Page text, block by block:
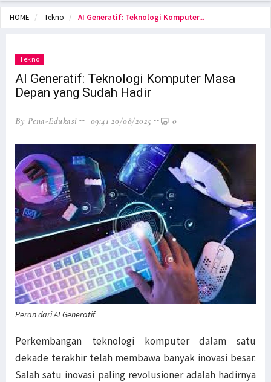
HOME Tekno AI Generatif: Teknologi Komputer...
Tekno
AI Generatif: Teknologi Komputer Masa
Depan yang Sudah Hadir
By Pena-Edukasi 09:41 20/08/2025 0
Peran dari AI Generatif
Perkembangan teknologi komputer dalam satu
dekade terakhir telah membawa banyak inovasi besar.
Salah satu inovasi paling revolusioner adalah hadirnya